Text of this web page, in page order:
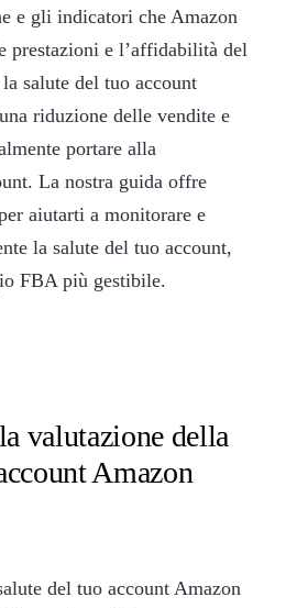
e gli indicatori che Amazon
prestazioni e l’affidabilità del
salute del tuo account
riduzione delle vendite e
portare alla
La nostra guida offre
aiutarti a monitorare e
la salute del tuo account,
FBA più gestibile.
valutazione della
Amazon
del tuo account Amazon